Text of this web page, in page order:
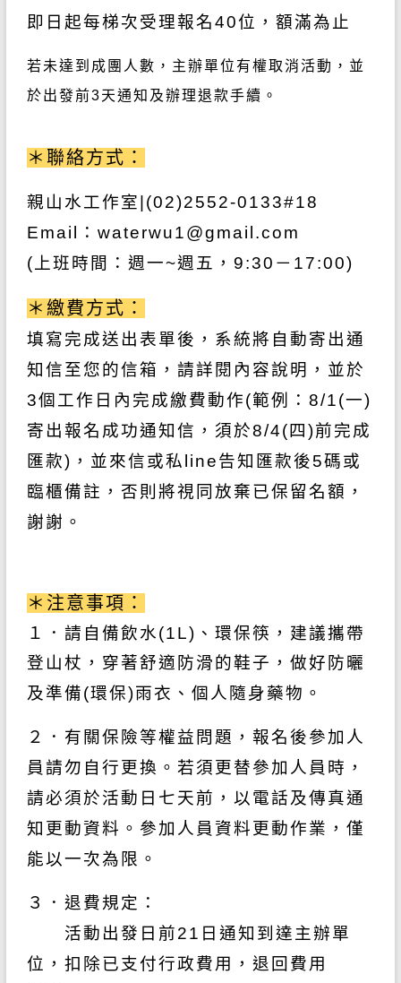
即日起每梯次受理報名40位，額滿為止
若未達到成團人數，主辦單位有權取消活動，並
於出發前3天通知及辦理退款手續。
＊聯絡方式：
親山水工作室 |(02)2552-0133#18
Email
： waterwu1@gmail.com
( 上班時間：週一~週五， 9:30 － 17:00)
＊繳費方式：
填寫完成送出表單後，系統將自動寄出通
知信至您的信箱，請詳閱內容說明，並於
3個工作日 內完成繳費動作(範例： 8/1(一)
寄出報名成功通知信，須於8/4(四)前完成
匯款) ，並來信或私line告知匯款後5碼或
臨櫃備註 ， 否則將視同放棄已保留名額，
謝謝。
＊注意事項：
１．請自備飲水(1L)、環保筷，建議攜帶
登山杖，穿著舒適防滑的鞋子，做好防曬
及 準備(環保)雨衣、個人隨身藥物。
２．有關保險等權益問題，報名後參加人
員請勿自行更換。若須更替參加人員時，
請必須於活動日七天前，以電話及傳真通
知更動資料。參加人員資料更動作業，僅
能以一次為限。
３．退費規定：
活動出發日前21日通知到達主辦單
位，扣除已支付行政費用，退回費用